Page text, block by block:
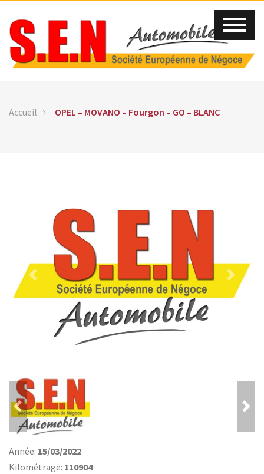
Accueil OPEL – MOVANO – Fourgon – GO – BLANC
Previous Next
Previous
Année: 15/03/2022
Kilométrage: 110904